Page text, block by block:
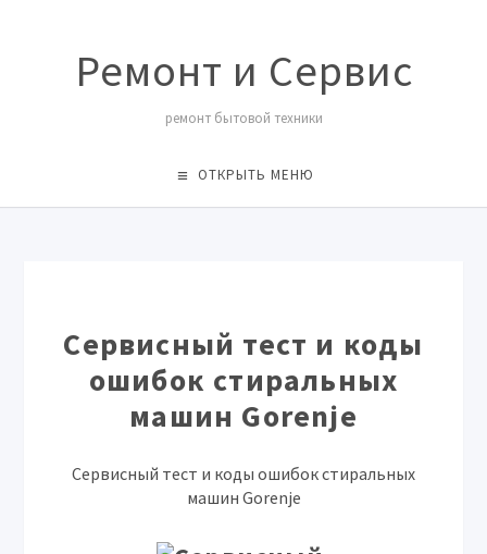
Ремонт и Сервис
ремонт бытовой техники
ОТКРЫТЬ МЕНЮ
Сервисный тест и коды
ошибок стиральных
машин Gorenje
Сервисный тест и коды ошибок стиральных
машин Gorenje